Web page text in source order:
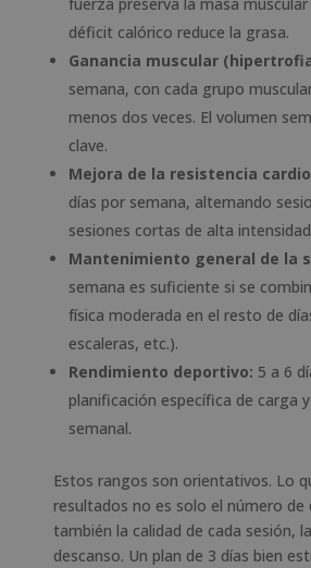
fuerza preserva la masa muscular
déficit calórico reduce la grasa.
Ganancia muscular
semana, con cada grupo
menos dos veces. El volumen
clave.
Mejora de la resistencia
días por semana, alternando
sesiones cortas de alta
Mantenimiento general de la
semana es suficiente si se
física moderada en el resto de
escaleras, etc.).
Rendimiento deportivo: 5 a 6
planificación específica de carga
semanal.
Estos rangos son orientativos. Lo
resultados no es solo el número de
también la calidad de cada sesión,
descanso. Un plan de 3 días bien